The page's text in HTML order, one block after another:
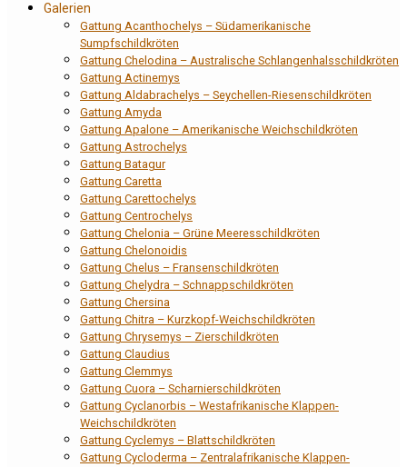
Galerien
Gattung Acanthochelys – Südamerikanische
Sumpfschildkröten
Gattung Chelodina – Australische Schlangenhalsschildkröten
Gattung Actinemys
Gattung Aldabrachelys – Seychellen-Riesenschildkröten
Gattung Amyda
Gattung Apalone – Amerikanische Weichschildkröten
Gattung Astrochelys
Gattung Batagur
Gattung Caretta
Gattung Carettochelys
Gattung Centrochelys
Gattung Chelonia – Grüne Meeresschildkröten
Gattung Chelonoidis
Gattung Chelus – Fransenschildkröten
Gattung Chelydra – Schnappschildkröten
Gattung Chersina
Gattung Chitra – Kurzkopf-Weichschildkröten
Gattung Chrysemys – Zierschildkröten
Gattung Claudius
Gattung Clemmys
Gattung Cuora – Scharnierschildkröten
Gattung Cyclanorbis – Westafrikanische Klappen-
Weichschildkröten
Gattung Cyclemys – Blattschildkröten
Gattung Cycloderma – Zentralafrikanische Klappen-